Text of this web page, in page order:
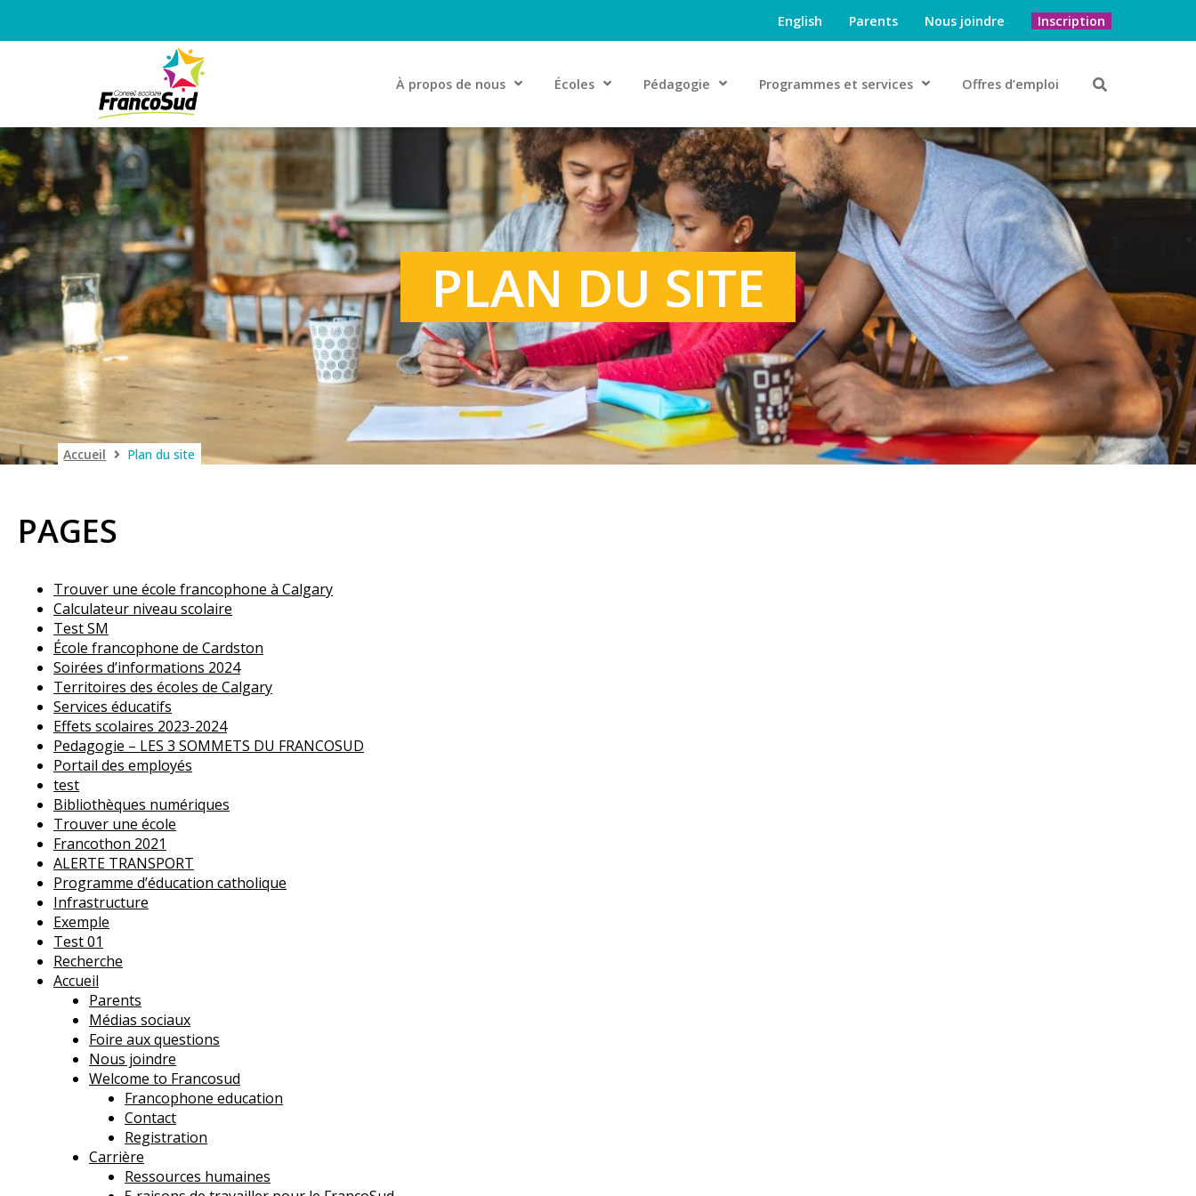
English Parents Nous joindre Inscription
À propos de nous Écoles Pédagogie Programmes et services Offres d’emploi
PLAN DU SITE
Accueil Plan du site
PAGES
Trouver une école francophone à Calgary
Calculateur niveau scolaire
Test SM
École francophone de Cardston
Soirées d’informations 2024
Territoires des écoles de Calgary
Services éducatifs
Effets scolaires 2023-2024
Pedagogie – LES 3 SOMMETS DU FRANCOSUD
Portail des employés
test
Bibliothèques numériques
Trouver une école
Francothon 2021
ALERTE TRANSPORT
Programme d’éducation catholique
Infrastructure
Exemple
Test 01
Recherche
Accueil
Parents
Médias sociaux
Foire aux questions
Nous joindre
Welcome to Francosud
Francophone education
Contact
Registration
Carrière
Ressources humaines